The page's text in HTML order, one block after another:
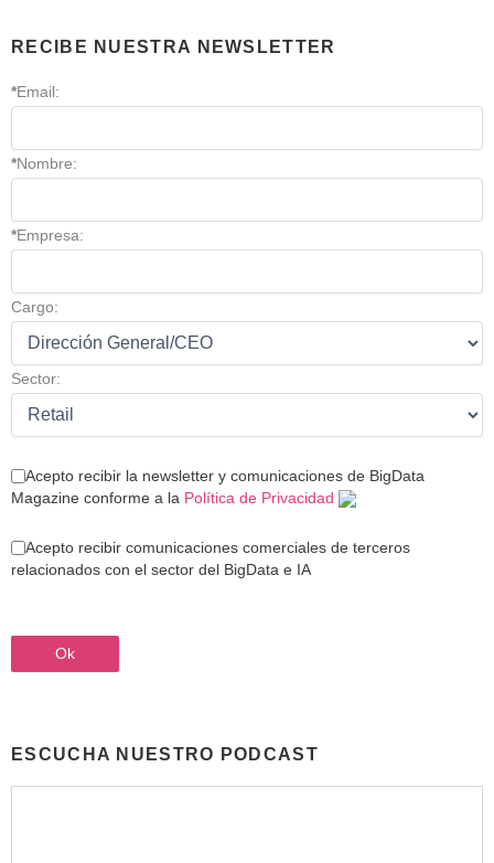
RECIBE NUESTRA NEWSLETTER
*Email:
*Nombre:
*Empresa:
Cargo:
Sector:
Acepto recibir la newsletter y comunicaciones de BigData
Magazine conforme a la Política de Privacidad
Acepto recibir comunicaciones comerciales de terceros
relacionados con el sector del BigData e IA
ESCUCHA NUESTRO PODCAST